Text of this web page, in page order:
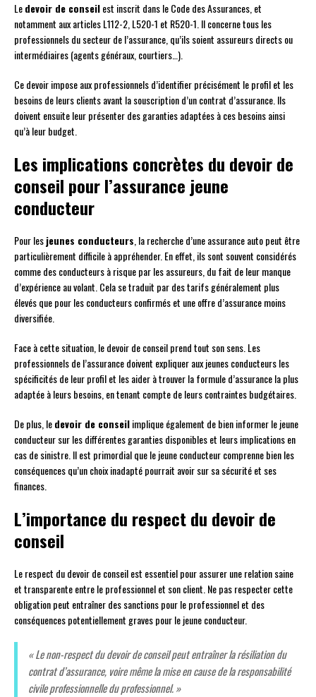
Ledevoir de conseilest inscrit dans le Code des Assurances, et
notamment aux articles L112-2, L520-1 et R520-1. Il concerne tous les
professionnels du secteur de l’assurance, qu’ils soient assureurs directs ou
intermédiaires (agents généraux, courtiers…).
Ce devoir impose aux professionnels d’identifier précisément le profil et les
besoins de leurs clients avant la souscription d’un contrat d’assurance. Ils
doivent ensuite leur présenter des garanties adaptées à ces besoins ainsi
qu’à leur budget.
Les implications concrètes du devoir de
conseil pour l’assurance jeune
conducteur
Pour lesjeunes conducteurs, la recherche d’une assurance auto peut être
particulièrement difficile à appréhender. En effet, ils sont souvent considérés
comme des conducteurs à risque par les assureurs, du fait de leur manque
d’expérience au volant. Cela se traduit par des tarifs généralement plus
élevés que pour les conducteurs confirmés et une offre d’assurance moins
diversifiée.
Face à cette situation, le devoir de conseil prend tout son sens. Les
professionnels de l’assurance doivent expliquer aux jeunes conducteurs les
spécificités de leur profil et les aider à trouver la formule d’assurance la plus
adaptée à leurs besoins, en tenant compte de leurs contraintes budgétaires.
De plus, ledevoir de conseilimplique également de bien informer le jeune
conducteur sur les différentes garanties disponibles et leurs implications en
cas de sinistre. Il est primordial que le jeune conducteur comprenne bien les
conséquences qu’un choix inadapté pourrait avoir sur sa sécurité et ses
finances.
L’importance du respect du devoir de
conseil
Le respect du devoir de conseil est essentiel pour assurer une relation saine
et transparente entre le professionnel et son client. Ne pas respecter cette
obligation peut entraîner des sanctions pour le professionnel et des
conséquences potentiellement graves pour le jeune conducteur.
« Le non-respect du devoir de conseil peut entraîner la résiliation du
contrat d’assurance, voire même la mise en cause de la responsabilité
civile professionnelle du professionnel. »